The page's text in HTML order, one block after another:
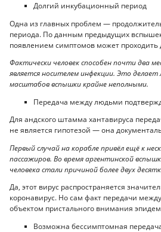
Долгий инкубационный период
Одна из главных проблем —
периода. По данным предыдущих
появлением симптомов может проходить
Фактически человек способен почти два
является носителем инфекции. Это
масштабов вспышки крайне неполными.
Передача между людьми
Для андского штамма хантавируса
не является гипотезой — она
Первый случай на корабле привёл ещё к
пассажиров. Во время аргентинской
человека стали причиной более двух
Да, этот вирус распространяется
коронавирус. Но сам факт передачи
объектом пристального внимания
Возможна бессимптомная